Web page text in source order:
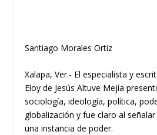
Santiago Morales Ortiz
Xalapa, Ver.- Elespecialista y
Eloyde JesúsAltuve Mejía
sociología, ideología, política,
globalización yfue claro al
una instancia de poder.